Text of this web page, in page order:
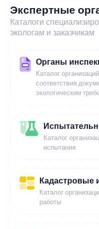
Экспертные
Каталоги
экологам и заказчикам
Органы
Каталог
соответствия
экологическим
Каталог
испытания
Кадастровые
Каталог
работы